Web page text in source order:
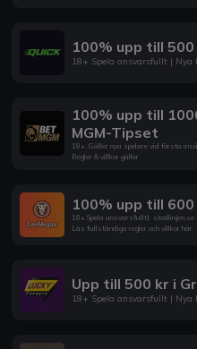
100% upp till
18+ Spela ansvarsfullt | Nya
100% upp till
MGM-Tipset
18+. Gäller nya spelare vid första
Regler & villkor gäller
100% upp till
18+ Spela ansvarsfullt| stodlinjen.se
Läs fullständiga regler och villkor här
Upp till 500 kr i
18+ Spela ansvarsfullt | Nya